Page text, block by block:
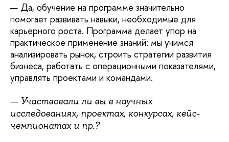
— Да, обучение на программе значительно
помогает развивать навыки, необходимые для
карьерного роста. Программа делает упор на
практическое применение знаний: мы учимся
анализировать рынок, строить стратегии развития
бизнеса, работать с операционными показателями,
управлять проектами и командами.
— Участвовали ли вы в научных
исследованиях, проектах, конкурсах, кейс-
чемпионатах и пр.?